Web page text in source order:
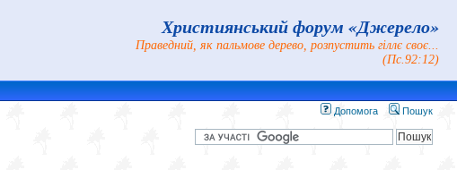
Християнський форум «Джерело»
Праведний, як пальмове дерево, розпустить гіллє своє...
(Пс.92:12)
Допомога Пошук